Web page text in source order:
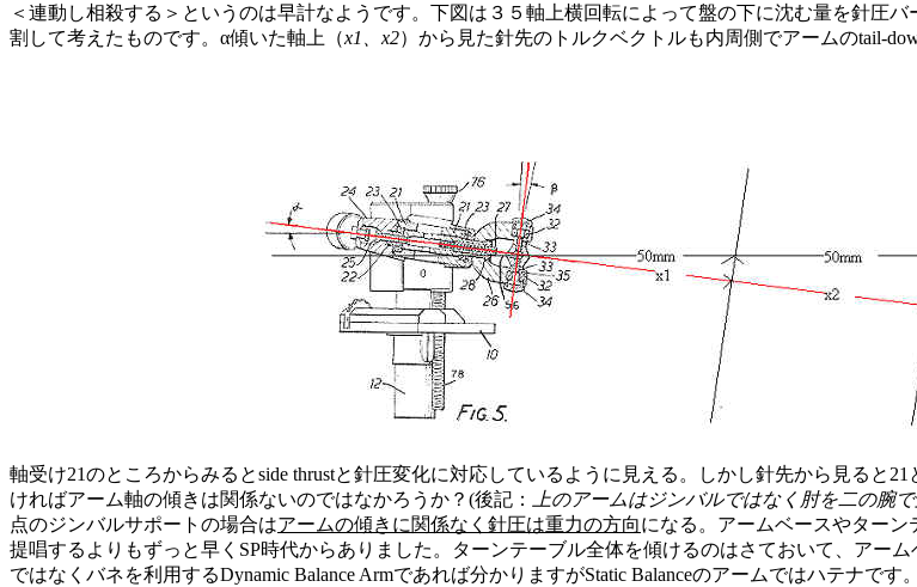
＜連動し相殺する＞というのは早計なようです。下図は３５軸上横回転によって盤の下に沈む量を針圧
割して考えたものです。α傾いた軸上（x1、x2）から見た針先のトルクベクトルも内周側でアームのtail-
軸受け21のところからみるとside thrustと針圧変化に対応しているように見える。しかし針先から見ると
ければアーム軸の傾きは関係ないのではなかろうか？(後記：
上のアームはジンバルではなく肘を二の腕
点のジンバルサポートの場合はアームの傾きに関係なく針圧は重力の方向になる。アームベースやターン
提唱するよりもずっと早くSP時代からありました。ターンテーブル全体を傾けるのはさておいて、アー
ではなくバネを利用するDynamic Balance Armであれば分かりますがStatic Balanceのアームではハテナで